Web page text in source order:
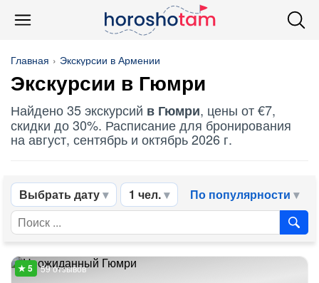
Главная Экскурсии в Армении
Экскурсии в Гюмри
Найдено 35 экскурсий в Гюмри, цены от €7,
скидки до 30%. Расписание для бронирования
на август, сентябрь и октябрь 2026 г.
Выбрать дату 1 чел. По популярности
59 отзывов